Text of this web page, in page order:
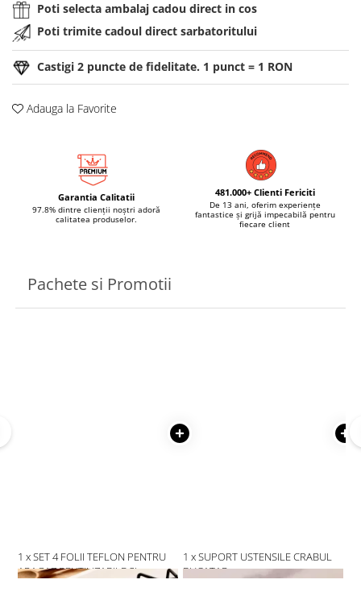
Poti selecta ambalaj cadou direct in cos
Poti trimite cadoul direct sarbatoritului
Castigi 2 puncte de fidelitate. 1 punct = 1 RON
Adauga la Favorite
Garantia Calitatii
97.8% dintre clienții noștri adoră
calitatea produselor.
481.000+ Clienti Fericiti
De 13 ani, oferim experiențe
fantastice și grijă impecabilă pentru
fiecare client
Pachete si Promotii
1 x SET 4 FOLII TEFLON PENTRU
ARAGAZ REUTILIZABILE SI
1 x SUPORT USTENSILE CRABUL
BUCATAR